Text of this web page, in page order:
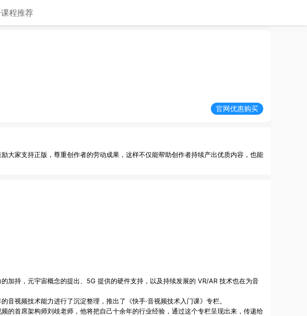
程推荐
官网优惠购买
大家支持正版，尊重创作者的劳动成果，这样不仅能帮助创作者持续产出优质内容，也能
加持，元宇宙概念的提出、5G 提供的硬件支持，以及持续发展的 VR/AR 技术也在为音
视频技术能力进行了沉淀整理，推出了《快手·音视频技术入门课》专栏。
的首席架构师刘歧老师，他将把自己十余年的行业经验，通过这个专栏呈现出来，传递给